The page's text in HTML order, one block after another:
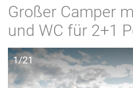
Großer Camper
und WC für 2+1
1/21